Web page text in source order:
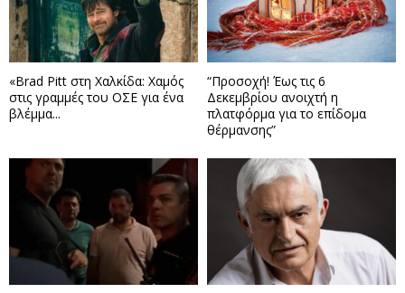
«Brad Pitt στη Χαλκίδα: Χαμός
στις γραμμές του ΟΣΕ για ένα
βλέμμα...
“Προσοχή! Έως τις 6
Δεκεμβρίου ανοιχτή η
πλατφόρμα για το επίδομα
θέρμανσης”